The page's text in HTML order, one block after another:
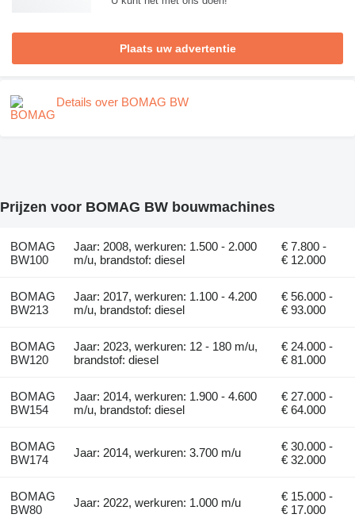
Plaats uw advertentie
Details over BOMAG BW
Prijzen voor BOMAG BW bouwmachines
BOMAG
BW100
Jaar: 2008, werkuren: 1.500 - 2.000
m/u, brandstof: diesel
€ 7.800 -
€ 12.000
BOMAG
BW213
Jaar: 2017, werkuren: 1.100 - 4.200
m/u, brandstof: diesel
€ 56.000 -
€ 93.000
BOMAG
BW120
Jaar: 2023, werkuren: 12 - 180 m/u,
brandstof: diesel
€ 24.000 -
€ 81.000
BOMAG
BW154
Jaar: 2014, werkuren: 1.900 - 4.600
m/u, brandstof: diesel
€ 27.000 -
€ 64.000
BOMAG
BW174
Jaar: 2014, werkuren: 3.700 m/u
€ 30.000 -
€ 32.000
BOMAG
BW80
Jaar: 2022, werkuren: 1.000 m/u
€ 15.000 -
€ 17.000